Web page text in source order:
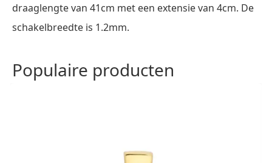
draaglengte van 41cm met een extensie van 4cm. De
schakelbreedte is 1.2mm.
Populaire producten